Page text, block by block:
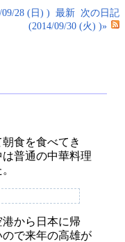
28 (日) ) 最新 次の日記
(2014/09/30 (火) )»
食を食べてき
普通の中華料理
から日本に帰
で来年の高雄が